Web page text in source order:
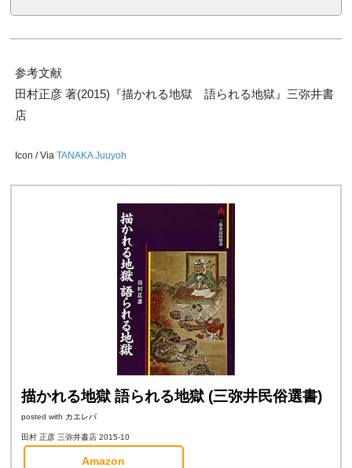
参考文献
田村正彦 著(2015)『描かれる地獄 語られる地獄』三弥井書
店
Icon / Via TANAKA Juuyoh
描かれる地獄 語られる地獄 (三弥井民俗選書)
posted with カエレバ
田村 正彦 三弥井書店 2015-10
Amazon